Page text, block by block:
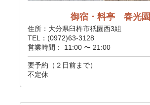
御宿・料亭 春光園
住所：大分県臼杵市祇園西3組
TEL：(0972)63-3128
営業時間： 11:00 〜 21:00
要予約（２日前まで）
不定休